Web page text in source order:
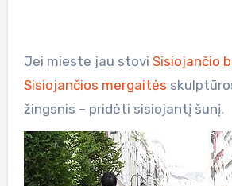
Jei mieste jau stovi Sisiojančio
Sisiojančios mergaitės
žingsnis – pridėti sisiojantį šunį.